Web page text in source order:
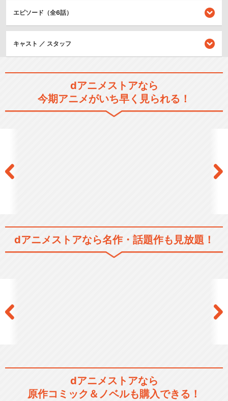
ショート
閉じる
エピソード（全6話）
キャスト ／ スタッフ
dアニメストアなら
今期アニメがいち早く見られる！
dアニメストアなら名作・話題作も見放題！
dアニメストアなら
原作コミック＆ノベルも購入できる！